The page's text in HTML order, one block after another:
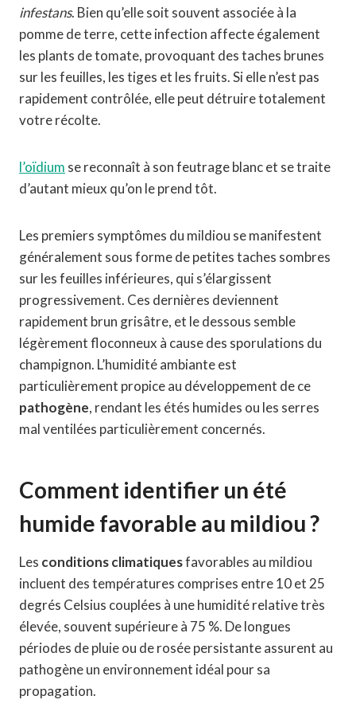
infestans. Bien qu’elle soit souvent associée à la
pomme de terre, cette infection affecte également
les plants de tomate, provoquant des taches brunes
sur les feuilles, les tiges et les fruits. Si elle n’est pas
rapidement contrôlée, elle peut détruire totalement
votre récolte.
l’oïdium se reconnaît à son feutrage blanc et se traite
d’autant mieux qu’on le prend tôt.
Les premiers symptômes du mildiou se manifestent
généralement sous forme de petites taches sombres
sur les feuilles inférieures, qui s’élargissent
progressivement. Ces dernières deviennent
rapidement brun grisâtre, et le dessous semble
légèrement floconneux à cause des sporulations du
champignon. L’humidité ambiante est
particulièrement propice au développement de ce
pathogène, rendant les étés humides ou les serres
mal ventilées particulièrement concernés.
Comment identifier un été
humide favorable au mildiou ?
Les conditions climatiquesfavorables au mildiou
incluent des températures comprises entre 10 et 25
degrés Celsius couplées à une humidité relative très
élevée, souvent supérieure à 75 %. De longues
périodes de pluie ou de rosée persistante assurent au
pathogène un environnement idéal pour sa
propagation.